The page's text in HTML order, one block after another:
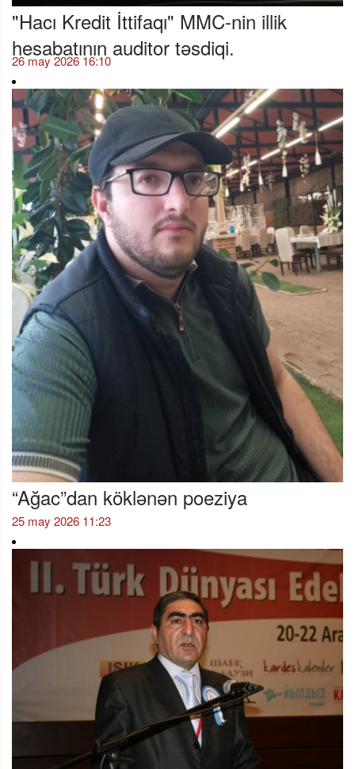
"Hacı Kredit İttifaqı" MMC-nin illik
hesabatının auditor təsdiqi.
26 may 2026 16:10
“Ağac”dan köklənən poeziya
25 may 2026 11:23